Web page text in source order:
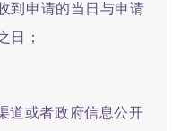
到申请的当日与申请
日；
道或者政府信息公开